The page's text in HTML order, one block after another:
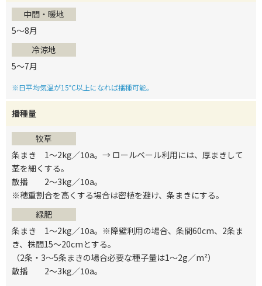
中間・暖地
5～8月
冷涼地
5～7月
※日平均気温が15℃以上になれば播種可能。
播種量
牧草
条まき 1～2kg／10a。→ ロールベール利用には、厚まきして
茎を細くする。
散播 2～3kg／10a。
※穂重割合を高くする場合は密植を避け、条まきにする。
緑肥
条まき 1～2kg／10a。※障壁利用の場合、条間60cm、2条ま
き、株間15～20cmとする。
（2条・3～5条まきの場合必要な種子量は1～2g／m²）
散播 2～3kg／10a。